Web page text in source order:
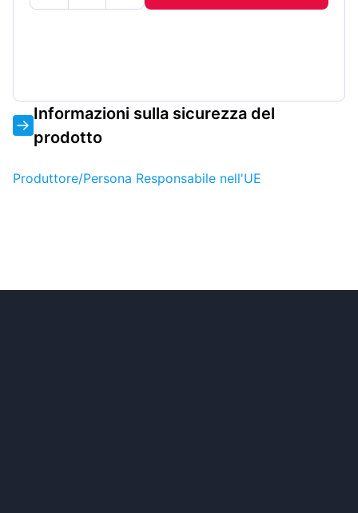
Informazioni sulla sicurezza del
prodotto
Produttore/Persona Responsabile nell'UE